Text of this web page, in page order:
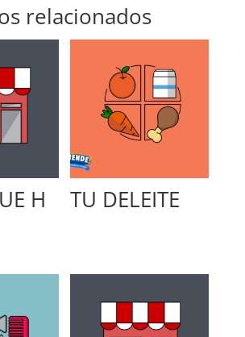
relacionados
H TU DELEITE